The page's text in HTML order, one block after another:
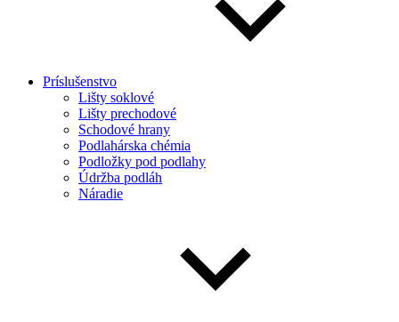
Príslušenstvo
Lišty soklové
Lišty prechodové
Schodové hrany
Podlahárska chémia
Podložky pod podlahy
Údržba podláh
Náradie